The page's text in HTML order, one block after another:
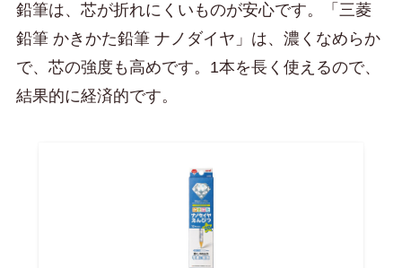
鉛筆は、芯が折れにくいものが安心です。「三菱
鉛筆 かきかた鉛筆 ナノダイヤ」は、濃くなめらか
で、芯の強度も高めです。1本を長く使えるので、
結果的に経済的です。